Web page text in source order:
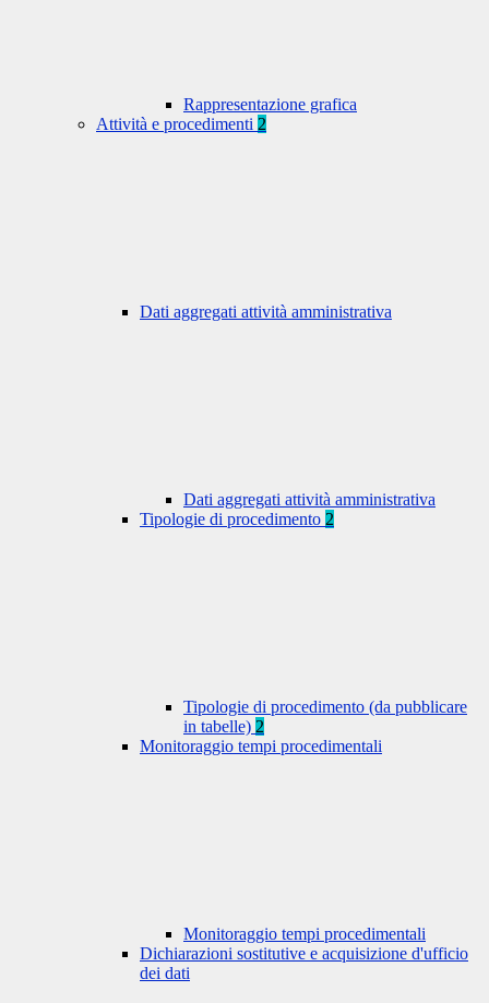
Rappresentazione grafica
Attività e procedimenti 2
Dati aggregati attività amministrativa
Dati aggregati attività amministrativa
Tipologie di procedimento 2
Tipologie di procedimento (da pubblicare
in tabelle) 2
Monitoraggio tempi procedimentali
Monitoraggio tempi procedimentali
Dichiarazioni sostitutive e acquisizione d'ufficio
dei dati